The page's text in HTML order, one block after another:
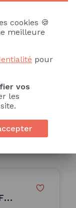
cookies 🍪
meilleure
pour
vos
les